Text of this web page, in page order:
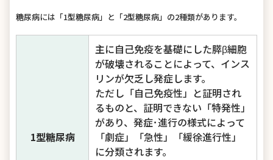
糖尿病には「1型糖尿病」と「2型糖尿病」の2種類があります。
1型糖尿病
主に自己免疫を基礎にした膵β細胞
が破壊されることによって、インス
リンが欠乏し発症します。
ただし「自己免疫性」と証明され
るものと、証明できない「特発性」
があり、発症･進行の様式によって
「劇症」「急性」「緩徐進行性」
に分類されます。